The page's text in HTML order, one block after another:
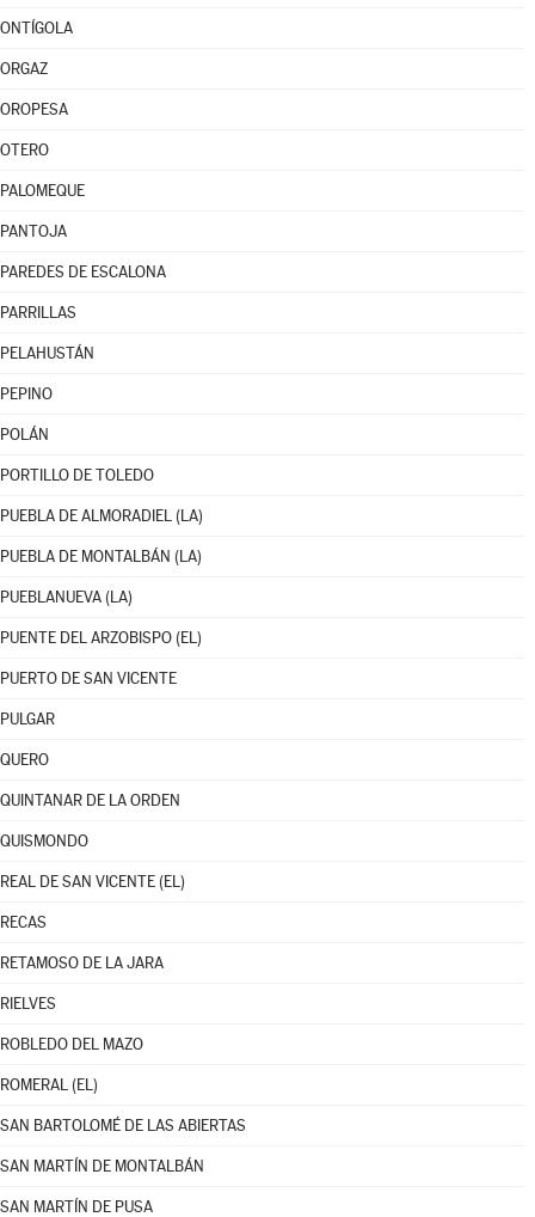
ONTÍGOLA
ORGAZ
OROPESA
OTERO
PALOMEQUE
PANTOJA
PAREDES DE ESCALONA
PARRILLAS
PELAHUSTÁN
PEPINO
POLÁN
PORTILLO DE TOLEDO
PUEBLA DE ALMORADIEL (LA)
PUEBLA DE MONTALBÁN (LA)
PUEBLANUEVA (LA)
PUENTE DEL ARZOBISPO (EL)
PUERTO DE SAN VICENTE
PULGAR
QUERO
QUINTANAR DE LA ORDEN
QUISMONDO
REAL DE SAN VICENTE (EL)
RECAS
RETAMOSO DE LA JARA
RIELVES
ROBLEDO DEL MAZO
ROMERAL (EL)
SAN BARTOLOMÉ DE LAS ABIERTAS
SAN MARTÍN DE MONTALBÁN
SAN MARTÍN DE PUSA